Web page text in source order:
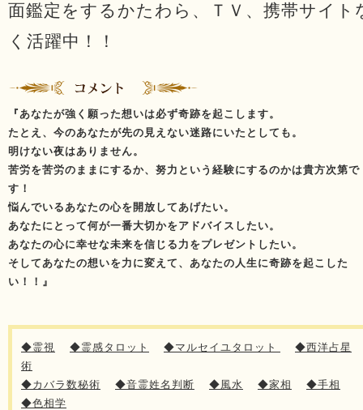
面鑑定をするかたわら、ＴＶ、携帯サイ
く活躍中！！
『あなたが強く願った想いは必ず奇跡を起こします。
たとえ、今のあなたが先の見えない迷路にいたとしても。
明けない夜はありません。
苦労を苦労のままにするか、努力という経験にするのかは貴方次第で
す！
悩んでいるあなたの心を開放してあげたい。
あなたにとって何が一番大切かをアドバイスしたい。
あなたの心に幸せな未来を信じる力をプレゼントしたい。
そしてあなたの想いを力に変えて、あなたの人生に奇跡を起こした
い！！』
◆霊視 ◆霊感タロット ◆マルセイユタロット
◆西洋占星
術
◆カバラ数秘術
◆音霊姓名判断 ◆風水 ◆家相
◆手相
◆色相学